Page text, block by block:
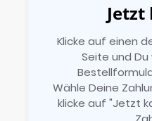
Klicke auf einen
Seite und
Wähle Deine
klicke auf "Jetzt